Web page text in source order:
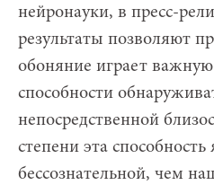
нейронауки, в пресс-
результаты позволяют
обоняние играет
способности
непосредственной
степени эта способность
бессознательной, чем